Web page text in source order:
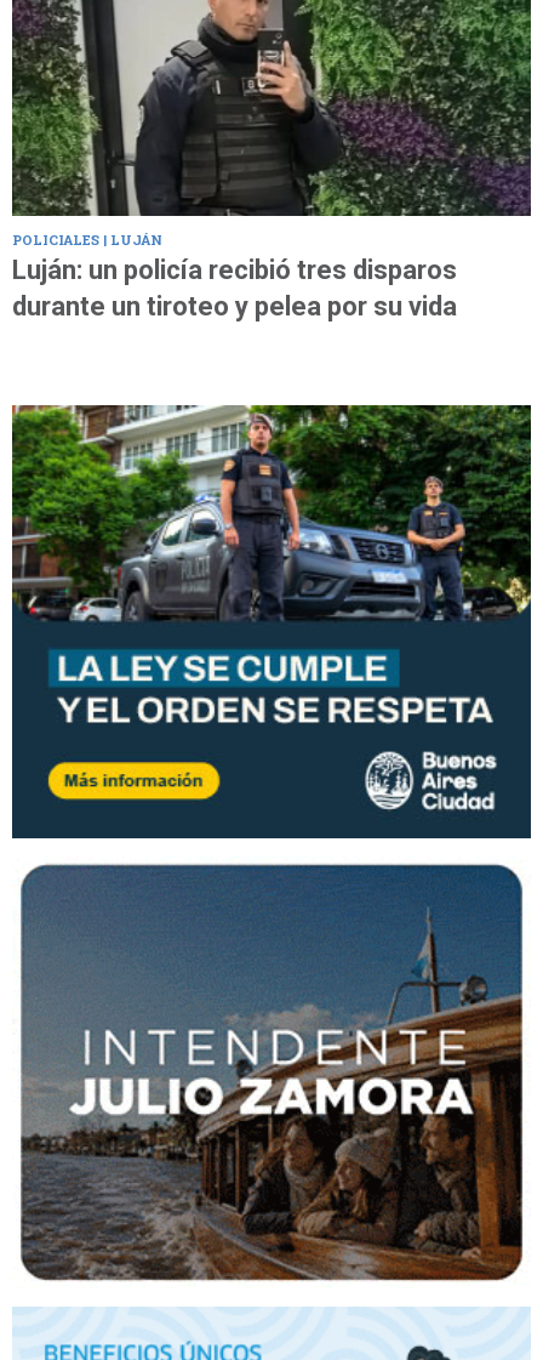
POLICIALES | LUJÁN
Luján: un policía recibió tres disparos
durante un tiroteo y pelea por su vida